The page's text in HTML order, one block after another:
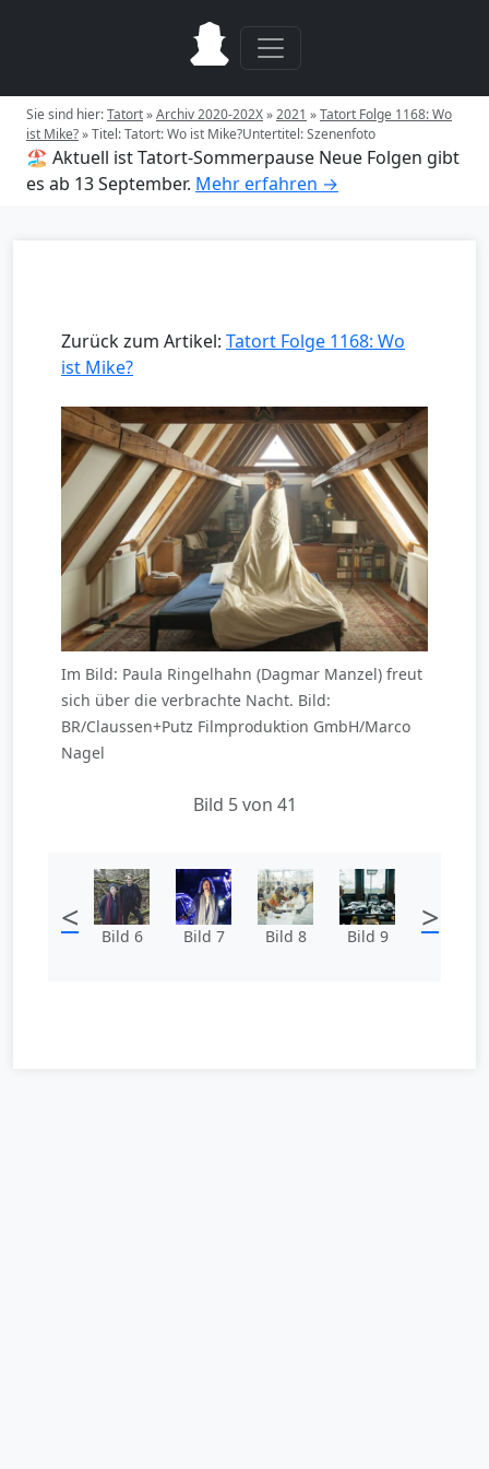
Sie sind hier:Tatort»Archiv 2020-202X»2021 »Tatort Folge 1168: Wo
ist Mike?»Titel: Tatort: Wo ist Mike?Untertitel: Szenenfoto
🏖️ Aktuell ist Tatort-Sommerpause Neue Folgen gibt
es ab 13 September. Mehr erfahren →
Zurück zum Artikel: Tatort Folge 1168: Wo
ist Mike?
Im Bild: Paula Ringelhahn (Dagmar Manzel) freut
sich über die verbrachte Nacht. Bild:
BR/Claussen+Putz Filmproduktion GmbH/Marco
Nagel
Bild 5 von 41
< Bild 6 Bild 7 Bild 8 Bild 9 >